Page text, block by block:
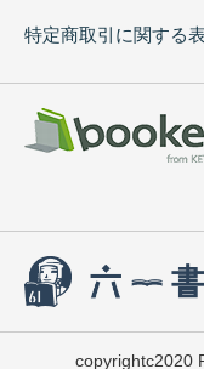
特定商取引に関する
copyrightc2020